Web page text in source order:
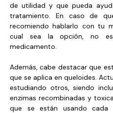
de utilidad y que pueda
tratamiento. En caso de
recomiendo hablarlo con tu
cual sea la opción, no
medicamento.
Además, cabe destacar que
que se aplica en queloides.
estudiando otros, siendo
enzimas recombinadas y
que se están usando